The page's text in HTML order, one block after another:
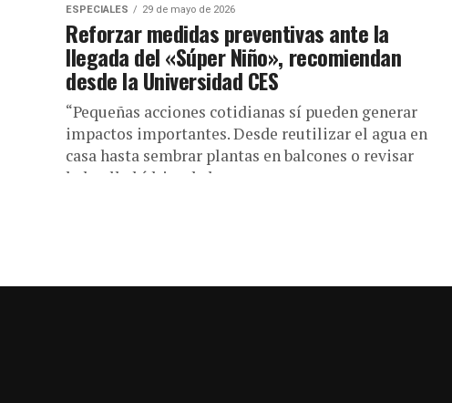
ESPECIALES 29 de mayo de 2026
Reforzar medidas preventivas ante la
llegada del «Súper Niño», recomiendan
desde la Universidad CES
“Pequeñas acciones cotidianas sí pueden generar
impactos importantes. Desde reutilizar el agua en
casa hasta sembrar plantas en balcones o revisar
la huella hídrica de lo...